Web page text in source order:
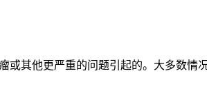
其他更严重的问题引起的。大多数情